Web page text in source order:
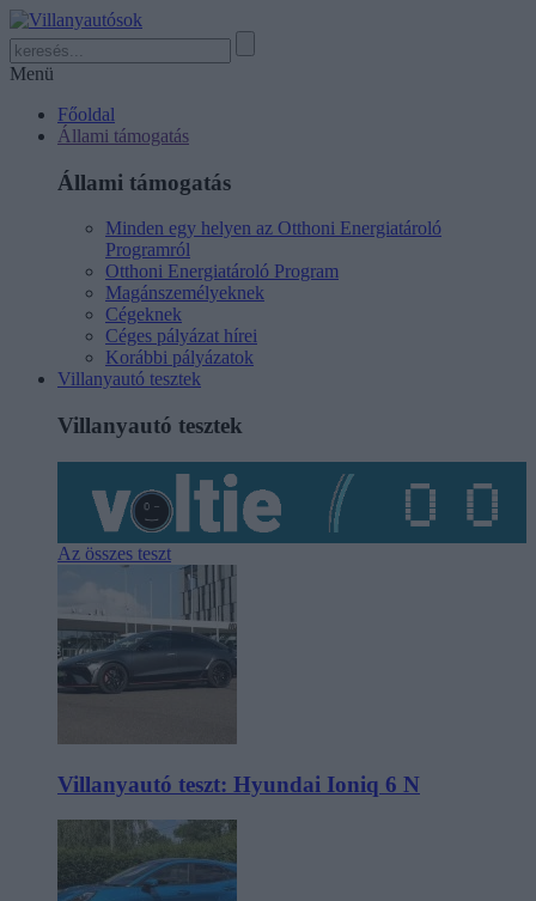
Menü
Főoldal
Állami támogatás
Állami támogatás
Minden egy helyen az Otthoni Energiatároló
Programról
Otthoni Energiatároló Program
Magánszemélyeknek
Cégeknek
Céges pályázat hírei
Korábbi pályázatok
Villanyautó tesztek
Villanyautó tesztek
Az összes teszt
Villanyautó teszt: Hyundai Ioniq 6 N